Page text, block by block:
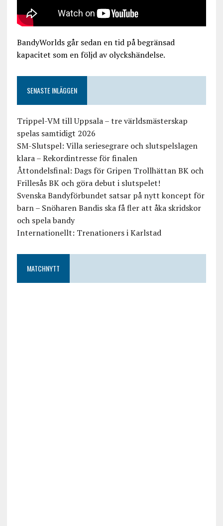
BandyWorlds går sedan en tid på begränsad
kapacitet som en följd av olyckshändelse.
SENASTE INLÄGGEN
Trippel-VM till Uppsala – tre världsmästerskap
spelas samtidigt 2026
SM-Slutspel: Villa seriesegrare och slutspelslagen
klara – Rekordintresse för finalen
Åttondelsfinal: Dags för Gripen Trollhättan BK och
Frillesås BK och göra debut i slutspelet!
Svenska Bandyförbundet satsar på nytt koncept för
barn – Snöharen Bandis ska få fler att åka skridskor
och spela bandy
Internationellt: Trenationers i Karlstad
MATCHNYTT